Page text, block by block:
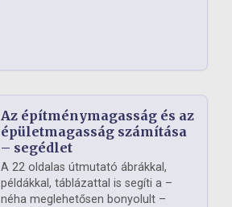
Az építménymagasság és az
épületmagasság számítása
– segédlet
A 22 oldalas útmutató ábrákkal,
példákkal, táblázattal is segíti a –
néha meglehetősen bonyolult –